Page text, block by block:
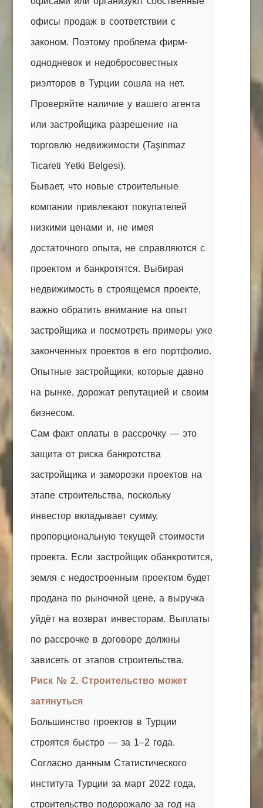
офисы продаж в соответствии с
законом. Поэтому проблема фирм-
однодневок и недобросовестных
риэлторов в Турции сошла на нет.
Проверяйте наличие у вашего агента
или застройщика разрешение на
торговлю недвижимости (Taşınmaz
Ticareti Yetki Belgesi).
Бывает, что новые строительные
компании привлекают покупателей
низкими ценами и, не имея
достаточного опыта, не справляются с
проектом и банкротятся. Выбирая
недвижимость в строящемся проекте,
важно обратить внимание на опыт
застройщика и посмотреть примеры уже
законченных проектов в его портфолио.
Опытные застройщики, которые давно
на рынке, дорожат репутацией и своим
бизнесом.
Сам факт оплаты в рассрочку — это
защита от риска банкротства
застройщика и заморозки проектов на
этапе строительства, поскольку
инвестор вкладывает сумму,
пропорциональную текущей стоимости
проекта. Если застройщик обанкротится,
земля с недостроенным проектом будет
продана по рыночной цене, а выручка
уйдёт на возврат инвесторам. Выплаты
по рассрочке в договоре должны
зависеть от этапов строительства.
Риск № 2. Строительство может
затянуться
Большинство проектов в Турции
строятся быстро — за 1–2 года.
Согласно данным Статистического
института Турции за март 2022 года,
строительство подорожало за год на